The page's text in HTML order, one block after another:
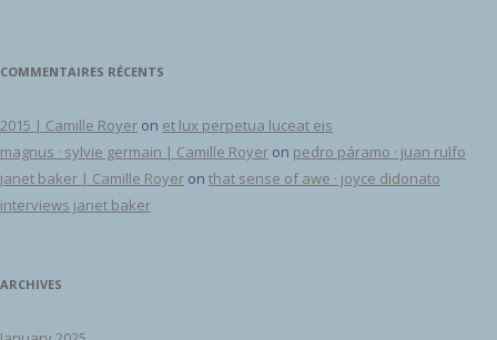
COMMENTAIRES RÉCENTS
2015 | Camille Royer on et lux perpetua luceat eis
magnus · sylvie germain | Camille Royer on pedro páramo · juan rulfo
janet baker | Camille Royer on that sense of awe · joyce didonato
interviews janet baker
ARCHIVES